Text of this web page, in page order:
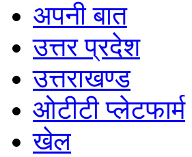
अपनी बात
उत्तर प्रदेश
उत्तराखण्ड
ओटीटी प्लेटफार्म
खेल